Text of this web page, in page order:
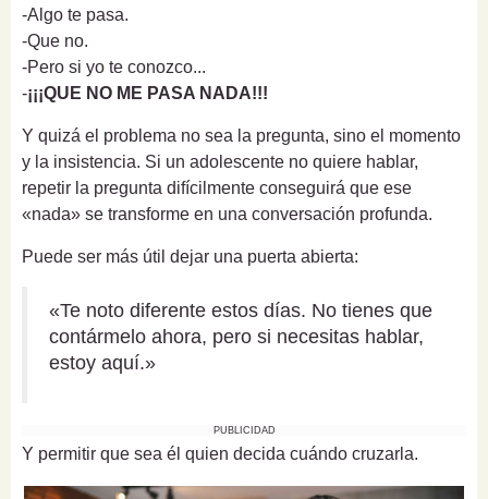
-Algo te pasa.
-Que no.
-Pero si yo te conozco...
-¡¡¡QUE NO ME PASA NADA!!!
Y quizá el problema no sea la pregunta, sino el momento
y la insistencia. Si un adolescente no quiere hablar,
repetir la pregunta difícilmente conseguirá que ese
«nada» se transforme en una conversación profunda.
Puede ser más útil dejar una puerta abierta:
«Te noto diferente estos días. No tienes que
contármelo ahora, pero si necesitas hablar,
estoy aquí.»
PUBLICIDAD
Y permitir que sea él quien decida cuándo cruzarla.